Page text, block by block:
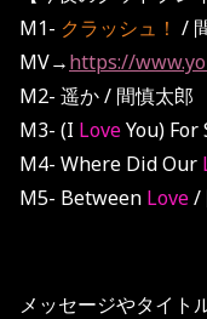
M1- クラッシュ！ /
MV→https://
M2- 遥か / 間慎太郎
M3- (I LoveYou)
M4- Where Did Our
M5- Between Love/
メッセージやタイト